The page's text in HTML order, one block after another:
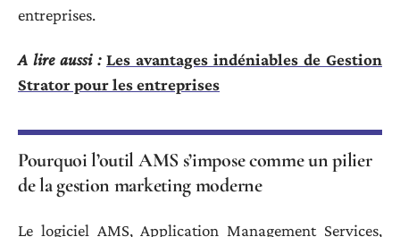
entreprises.
A lire aussi : Les avantages indéniables de Gestion
Strator pour les entreprises
Pourquoi l’outil AMS s’impose comme un pilier
de la gestion marketing moderne
Le logiciel AMS, Application Management Services,